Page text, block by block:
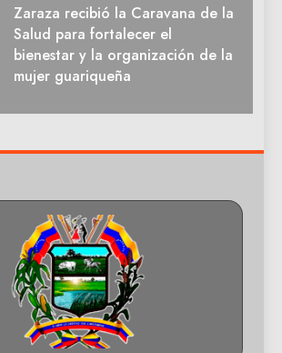
Zaraza recibió la Caravana de la
Salud para fortalecer el
bienestar y la organización de la
mujer guariqueña